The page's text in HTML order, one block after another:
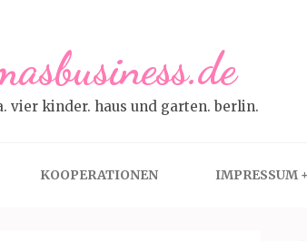
vier kinder. haus und garten. berlin.
KOOPERATIONEN IMPRESSUM